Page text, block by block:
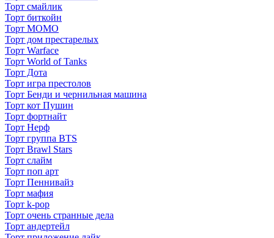
Торт смайлик
Торт биткойн
Торт МОМО
Торт дом престарелых
Торт Warface
Торт World of Tanks
Торт Дота
Торт игра престолов
Торт Бенди и чернильная машина
Торт кот Пушин
Торт фортнайт
Торт Нерф
Торт группа BTS
Торт Brawl Stars
Торт слайм
Торт поп арт
Торт Пеннивайз
Торт мафия
Торт k-pop
Торт очень странные дела
Торт андертейл